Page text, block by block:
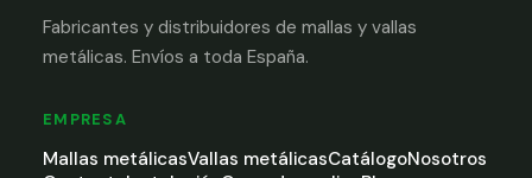
Fabricantes y distribuidores de mallas y vallas
metálicas. Envíos a toda España.
EMPRESA
Mallas metálicasVallas metálicasCatálogoNosotros